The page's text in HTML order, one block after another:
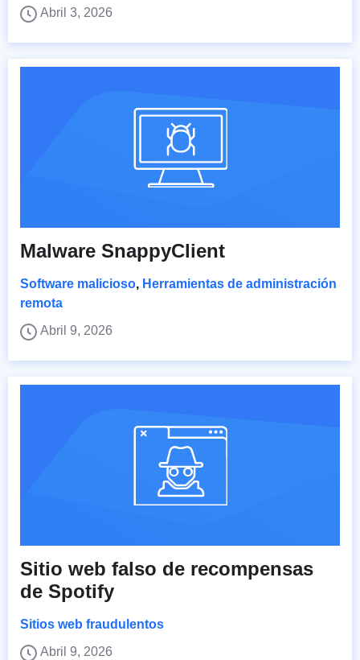
Abril 3, 2026
Malware SnappyClient
Software malicioso, Herramientas de administración
remota
Abril 9, 2026
Sitio web falso de recompensas
de Spotify
Sitios web fraudulentos
Abril 9, 2026